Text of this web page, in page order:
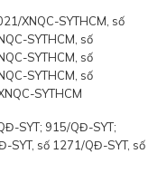
XNQC-SYTHCM, số
SYTHCM, số
SYTHCM, số
SYTHCM, số
SYTHCM
SYT; 915/QĐ-SYT;
SYT, số 1271/QĐ-SYT, số